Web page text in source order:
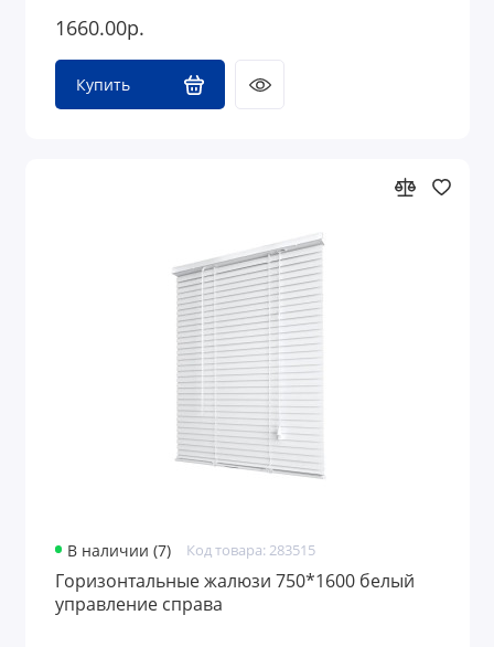
1660.00р.
Купить
В наличии (7) Код товара: 283515
Горизонтальные жалюзи 750*1600 белый
управление справа